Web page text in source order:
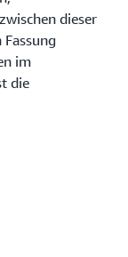
dieser
im
die